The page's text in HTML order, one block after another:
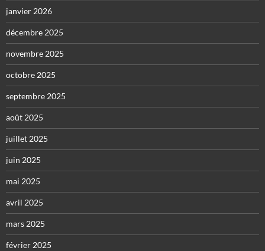
janvier 2026
décembre 2025
novembre 2025
octobre 2025
septembre 2025
août 2025
juillet 2025
juin 2025
mai 2025
avril 2025
mars 2025
février 2025